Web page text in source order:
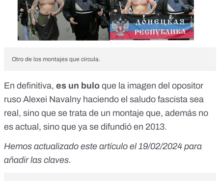
Otro de los montajes que circula.
En definitiva, es un bulo que la imagen del opositor
ruso Alexei Navalny haciendo el saludo fascista sea
real, sino que se trata de un montaje que, además no
es actual, sino que ya se difundió en 2013.
Hemos actualizado este artículo el 19/02/2024 para
añadir las claves.